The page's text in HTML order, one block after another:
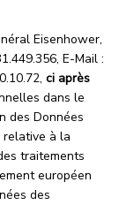
Eisenhower,
E-Mail :
ci après
dans le
des Données
relative à la
traitements
européen
des